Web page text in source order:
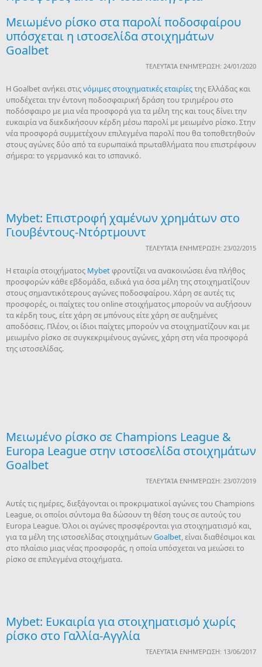
Μειωμένο ρίσκο στα παρολί ποδοσφαίρου
υπόσχεται η ιστοσελίδα στοιχημάτων
Goalbet
ΤΕΛΕΥΤΑΊΑ ΕΝΗΜΈΡΩΣΗ: 24/01/2020
Η Goalbet ανήκει στιςνόμιμες στοιχηματικές εταιρίεςτης Ελλάδας και
υποδέχεται την έντονη ποδοσφαιρική δράση του τριημέρου στο
ποδόσφαιρο με μια νέα προσφορά για τα μέλη της και τους δίνει την
ευκαιρία να διεκδικήσουν κέρδη μέσω παρολί με μειωμένο ρίσκο. Στην
νέα προσφορά συμμετέχουν επιλεγμένα παρολί που θα τοποθετηθούν
στους αγώνες δύο από τα ευρωπαϊκά πρωταθλήματα που επιστρέφουν
σήμερα: το γερμανικό και το ισπανικό.
Mybet: Επιστροφή χαμένων χρημάτων στο
Γιουβέντους-Ντόρτμουντ
ΤΕΛΕΥΤΑΊΑ ΕΝΗΜΈΡΩΣΗ: 23/02/2015
Η εταιρία στοιχήματος Mybetφροντίζει να ανακοινώσει ένα πλήθος
προσφορών κάθε εβδομάδα, ειδικά για όσα μέλη της στοιχηματίζουν
στους σημαντικότερους αγώνες ποδοσφαίρου. Χάρη σε αυτές τις
προσφορές, οι παίχτες του online στοιχήματος μπορούν να αυξήσουν
τα κέρδη τους, είτε χάρη σε μπόνους είτε χάρη σε αυξημένες
αποδόσεις. Πλέον, οι ίδιοι παίχτες μπορούν να στοιχηματίζουν και με
μειωμένο ρίσκο σε συγκεκριμένους αγώνες, χάρη στη νέα προσφορά
της ιστοσελίδας.
Μειωμένο ρίσκο σε Champions League &
Europa League στην ιστοσελίδα στοιχημάτων
Goalbet
ΤΕΛΕΥΤΑΊΑ ΕΝΗΜΈΡΩΣΗ: 23/07/2019
Αυτές τις ημέρες, διεξάγονται οι προκριματικοί αγώνες του Champions
League, οι οποίοι σύντομα θα δώσουν τη θέση τους σε αυτούς του
Europa League. Όλοι οι αγώνες προσφέρονται για στοιχηματισμό και,
για τα μέλη της ιστοσελίδας στοιχημάτωνGoalbet, είναι διαθέσιμοι και
στο πλαίσιο μιας νέας προσφοράς, η οποία υπόσχεται να μειώσει το
ρίσκο σε επιλεγμένα στοιχήματα.
Mybet: Ευκαιρία για στοιχηματισμό χωρίς
ρίσκο στο Γαλλία-Αγγλία
ΤΕΛΕΥΤΑΊΑ ΕΝΗΜΈΡΩΣΗ: 13/06/2017